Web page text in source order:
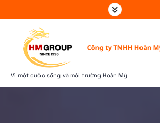
k
o
Vì một cuộc sống và môi trường Hoàn Mỹ